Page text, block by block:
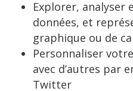
Explorer, analyser
données, et
graphique ou de
Personnaliser
avec d’autres par
Twitter